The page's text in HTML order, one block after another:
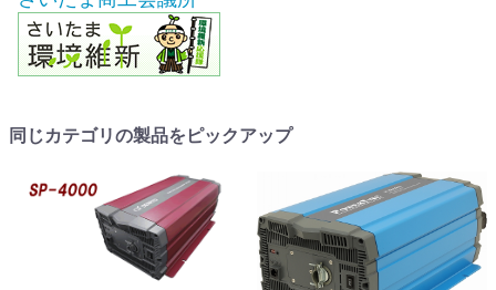
同じカテゴリの製品をピックアップ